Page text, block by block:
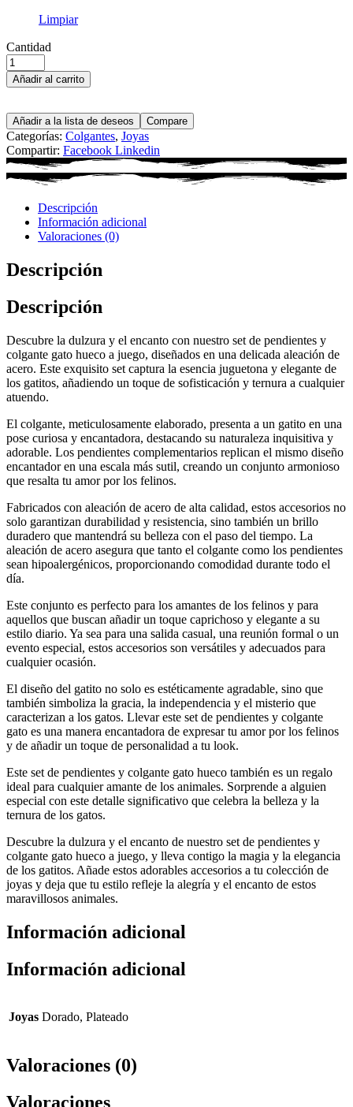
Limpiar
Cantidad
Añadir al carrito
Añadir a la lista de deseos Compare
Categorías: Colgantes, Joyas
Compartir: Facebook Linkedin
Descripción
Información adicional
Valoraciones (0)
Descripción
Descripción
Descubre la dulzura y el encanto con nuestro set de pendientes y
colgante gato hueco a juego, diseñados en una delicada aleación de
acero. Este exquisito set captura la esencia juguetona y elegante de
los gatitos, añadiendo un toque de sofisticación y ternura a cualquier
atuendo.
El colgante, meticulosamente elaborado, presenta a un gatito en una
pose curiosa y encantadora, destacando su naturaleza inquisitiva y
adorable. Los pendientes complementarios replican el mismo diseño
encantador en una escala más sutil, creando un conjunto armonioso
que resalta tu amor por los felinos.
Fabricados con aleación de acero de alta calidad, estos accesorios no
solo garantizan durabilidad y resistencia, sino también un brillo
duradero que mantendrá su belleza con el paso del tiempo. La
aleación de acero asegura que tanto el colgante como los pendientes
sean hipoalergénicos, proporcionando comodidad durante todo el
día.
Este conjunto es perfecto para los amantes de los felinos y para
aquellos que buscan añadir un toque caprichoso y elegante a su
estilo diario. Ya sea para una salida casual, una reunión formal o un
evento especial, estos accesorios son versátiles y adecuados para
cualquier ocasión.
El diseño del gatito no solo es estéticamente agradable, sino que
también simboliza la gracia, la independencia y el misterio que
caracterizan a los gatos. Llevar este set de pendientes y colgante
gato es una manera encantadora de expresar tu amor por los felinos
y de añadir un toque de personalidad a tu look.
Este set de pendientes y colgante gato hueco también es un regalo
ideal para cualquier amante de los animales. Sorprende a alguien
especial con este detalle significativo que celebra la belleza y la
ternura de los gatos.
Descubre la dulzura y el encanto de nuestro set de pendientes y
colgante gato hueco a juego, y lleva contigo la magia y la elegancia
de los gatitos. Añade estos adorables accesorios a tu colección de
joyas y deja que tu estilo refleje la alegría y el encanto de estos
maravillosos animales.
Información adicional
Información adicional
Joyas Dorado, Plateado
Valoraciones (0)
Valoraciones